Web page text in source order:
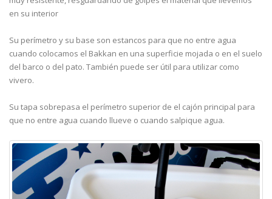
en su interior
Su perímetro y su base son estancos para que no entre agua
cuando colocamos el Bakkan en una superficie mojada o en el suelo
del barco o del pato. También puede ser útil para utilizar como
vivero.
Su tapa sobrepasa el perímetro superior de el cajón principal para
que no entre agua cuando llueve o cuando salpique agua.